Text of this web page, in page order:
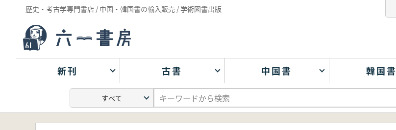
歴史・考古学専門書店 / 中国・韓国書の輸入販売 / 学術図書出版
新刊 古書 中国書 韓国書